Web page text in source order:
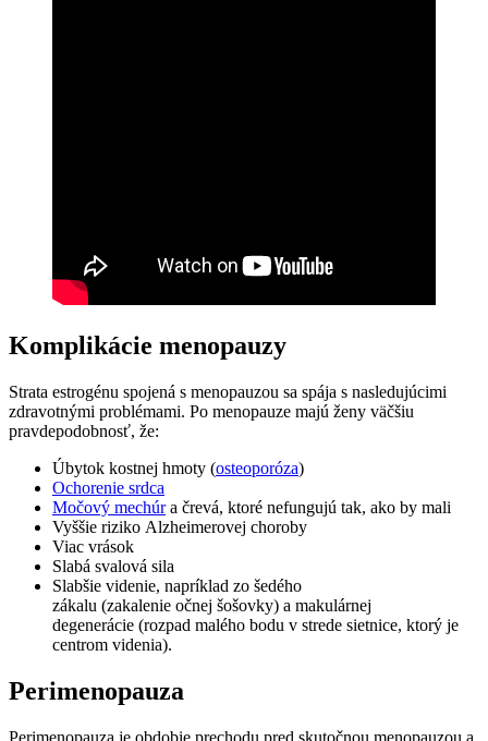
Komplikácie menopauzy
Strata estrogénu spojená s menopauzou sa spája s nasledujúcimi
zdravotnými problémami. Po menopauze majú ženy väčšiu
pravdepodobnosť, že:
Úbytok kostnej hmoty (osteoporóza)
Ochorenie srdca
Močový mechúra črevá, ktoré nefungujú tak, ako by mali
Vyššie riziko Alzheimerovej choroby
Viac vrások
Slabá svalová sila
Slabšie videnie, napríklad zo šedého
zákalu (zakalenie očnej šošovky) a makulárnej
degenerácie (rozpad malého bodu v strede sietnice, ktorý je
centrom videnia).
Perimenopauza
Perimenopauza je obdobie prechodu pred skutočnou menopauzou a